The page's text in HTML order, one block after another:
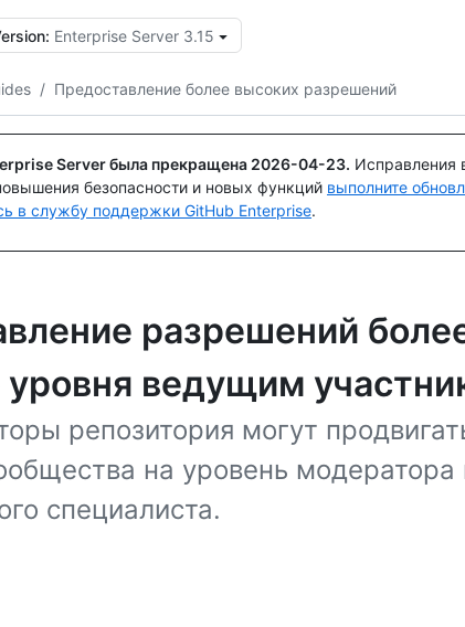
Enterprise Server 3.15
/ Предоставление более высоких разрешений
Server была прекращена 2026-04-23. Исправления
безопасности и новых функций выполните
в службу поддержки GitHub Enterprise.
разрешений
уровня ведущим
репозитория могут
на уровень модератора
специалиста.